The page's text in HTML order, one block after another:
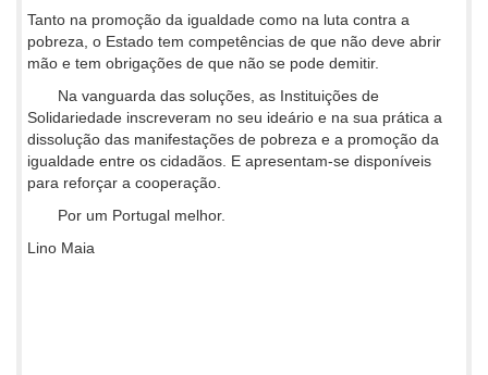
Tanto na promoção da igualdade como na luta contra a
pobreza, o Estado tem competências de que não deve abrir
mão e tem obrigações de que não se pode demitir.
Na vanguarda das soluções, as Instituições de
Solidariedade inscreveram no seu ideário e na sua prática a
dissolução das manifestações de pobreza e a promoção da
igualdade entre os cidadãos. E apresentam-se disponíveis
para reforçar a cooperação.
Por um Portugal melhor.
Lino Maia